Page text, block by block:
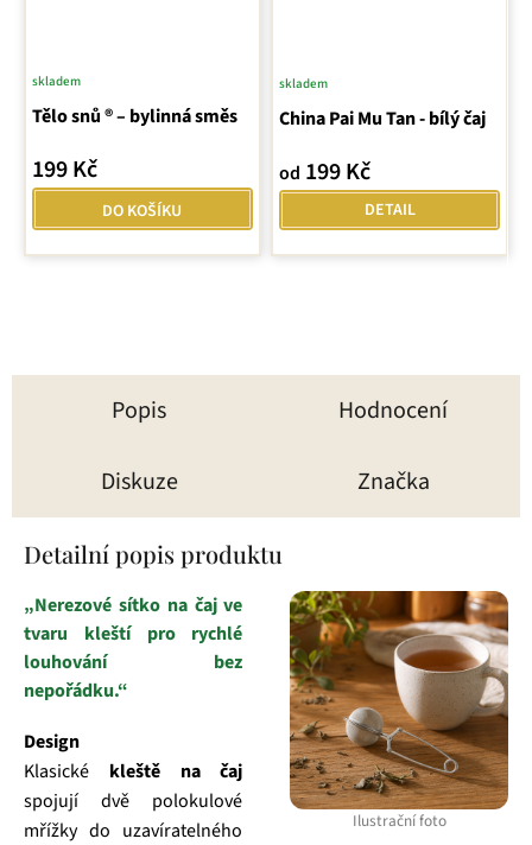
Tělo snů ® – bylinná směs
skladem
199 Kč
DO KOŠÍKU
China Pai Mu Tan - bílý čaj
skladem
od 199 Kč
DETAIL
Popis Hodnocení
Diskuze Značka
Detailní popis produktu
Ilustrační foto
„Nerezové sítko na čaj ve
tvaru kleští pro rychlé
louhování bez
nepořádku.“
Design
Klasické kleště na čaj
spojují dvě polokulové
mřížky do uzavíratelného